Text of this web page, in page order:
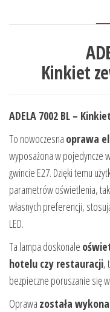
Kinkiet
ADELA 7002 BL –
To nowoczesna oprawa
wyposażona w pojedyncze
gwincie E27. Dzięki temu
parametrów oświetlenia,
własnych preferencji,
LED.
Ta lampa doskonale
hotelu czy restauracji,
bezpieczne poruszanie się
Oprawa została